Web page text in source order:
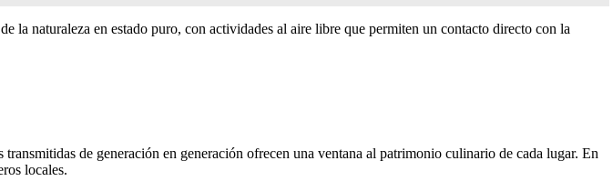
la naturaleza en estado puro, con actividades al aire libre que permiten un contacto directo con la
de generación en generación ofrecen una ventana al patrimonio culinario de cada lugar. En
locales.